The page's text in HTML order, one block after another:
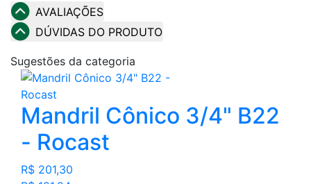
AVALIAÇÕES
DÚVIDAS DO PRODUTO
Sugestões da categoria
Mandril Cônico 3/4" B22
- Rocast
R$ 201,30